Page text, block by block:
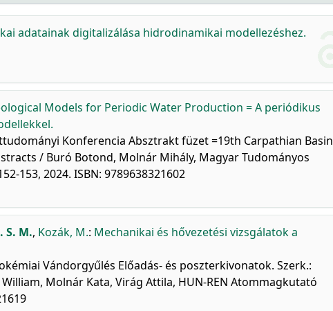
adatainak digitalizálása hidrodinamikai modellezéshez.
Models for Periodic Water Production = A periódikus
Konferencia Absztrakt füzet =19th Carpathian Basin
/ Buró Botond, Molnár Mihály, Magyar Tudományos
153, 2024. ISBN: 9789638321602
S. M., Kozák, M.: Mechanikai és hővezetési vizsgálatok a
Vándorgyűlés Előadás- és poszterkivonatok. Szerk.:
Molnár Kata, Virág Attila, HUN-REN Atommagkutató